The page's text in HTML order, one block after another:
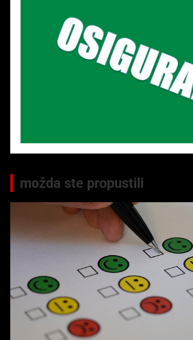
možda ste propustili